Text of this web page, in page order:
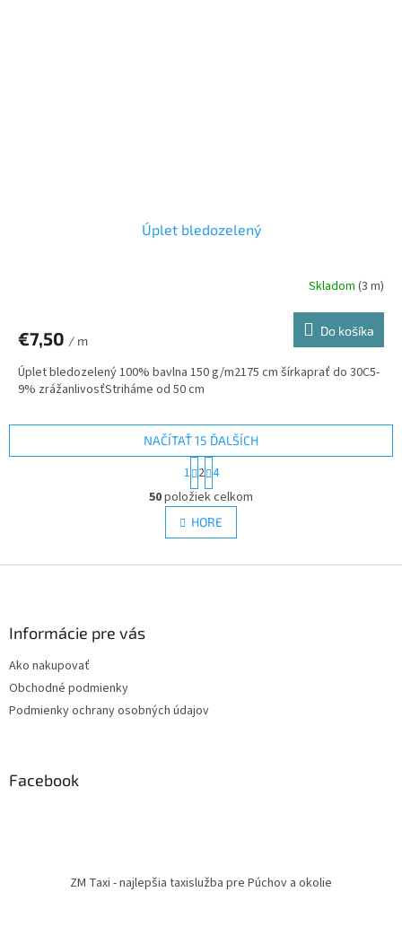
Úplet bledozelený
Skladom (3 m)
€7,50 / m
Do košíka
Úplet bledozelený 100% bavlna 150 g/m2175 cm šírkaprať do 30C5-
9% zrážanlivosťStriháme od 50 cm
O
v
l
á
y
NAČÍTAŤ 15 ĎALŠÍCH
t
r
á
n
k
v
1 2 4
50položiek celkom
HORE
Informácie pre vás
Ako nakupovať
Obchodné podmienky
Podmienky ochrany osobných údajov
Facebook
ZM Taxi - najlepšia taxislužba pre Púchov a okolie